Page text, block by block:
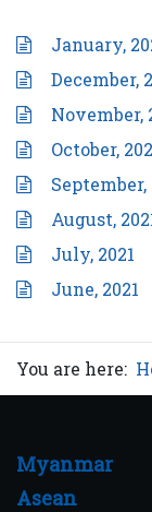
January,
December,
November,
October,
September,
August,
July, 2021
June, 2021
You are here:
Myanmar
Asean